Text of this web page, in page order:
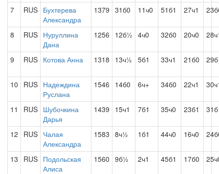
7 RUS Бухтерева
Александра
1379 31б0 11ч0 51б1 27ч1
8 RUS Нуруллина
Дана
1256 12б½ 4ч0 32б0 20ч0
9 RUS Котова Анна 1318 13ч½ 5б1 33ч1 21б0
10 RUS Надеждина
Руслана
1546 14б0 6ч+ 34б0 22ч1
11 RUS Шубочкина
Дарья
1439 15ч1 7б1 35ч0 23б1
12 RUS Чалая
Александра
1583 8ч½ 1б1 44ч0 16ч0
13 RUS Подольская
Алиса
1560 9б½ 2ч1 45б1 17б0